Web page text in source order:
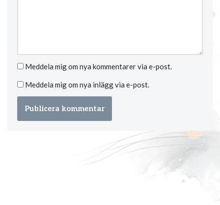
Meddela mig om nya kommentarer via e-post.
Meddela mig om nya inlägg via e-post.